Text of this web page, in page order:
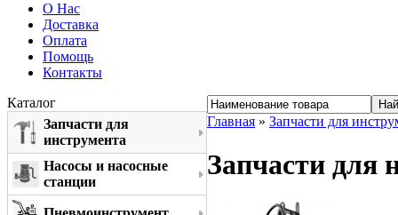
О Нас
Доставка
Оплата
Помощь
Контакты
Каталог
Запчасти для
инструмента
Насосы и насосные
станции
Главная » Запчасти для
Запчасти для